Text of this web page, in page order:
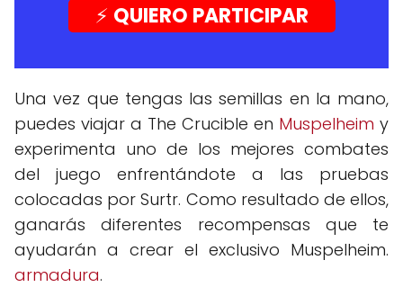
⚡️ QUIERO PARTICIPAR
Una vez que tengas las semillas en la mano,
puedes viajar a The Crucible en Muspelheim y
experimenta uno de los mejores combates
del juego enfrentándote a las pruebas
colocadas por Surtr. Como resultado de ellos,
ganarás diferentes recompensas que te
ayudarán a crear el exclusivo Muspelheim.
armadura.